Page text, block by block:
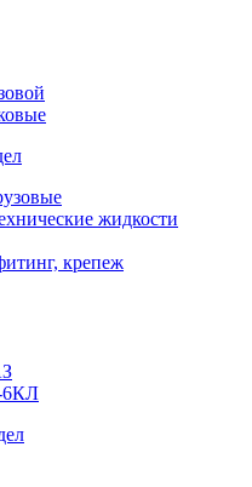
жидкости
крепеж